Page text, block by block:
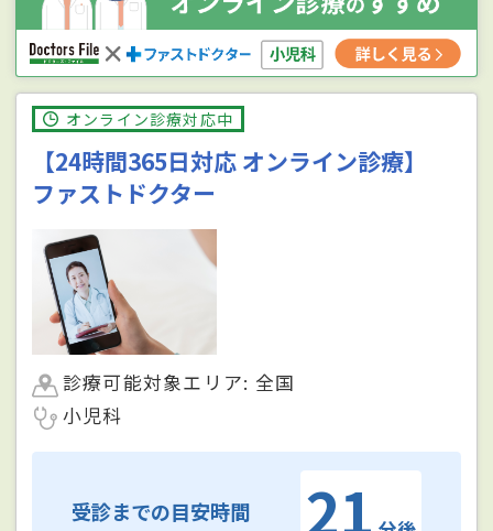
オンライン診療対応中
【24時間365日対応 オンライン診療】
ファストドクター
診療可能対象エリア: 全国
小児科
受診までの目安時間 21